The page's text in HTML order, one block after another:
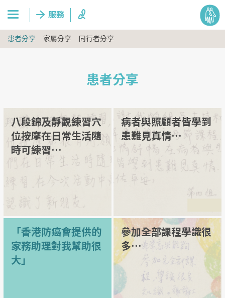
患者分享 家屬分享 同行者分享
患者分享
八段錦及靜觀練習穴
位按摩在日常生活隨
時可練習⋯
病者與照顧者皆學到
患難見真情⋯
「香港防癌會提供的
家務助理對我幫助很
大」
參加全部課程學識很
多⋯